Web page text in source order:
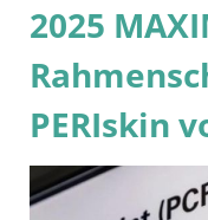
2025
PERIskin